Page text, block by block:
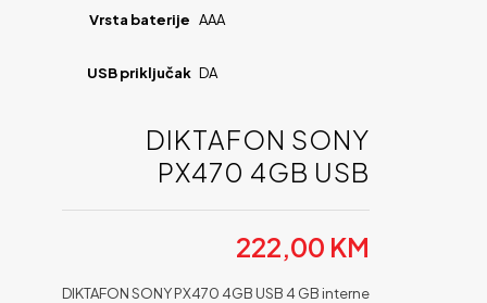
Vrsta baterije AAA
USB priključak DA
DIKTAFON SONY
PX470 4GB USB
222,00 KM
DIKTAFON SONY PX470 4GB USB 4 GB interne